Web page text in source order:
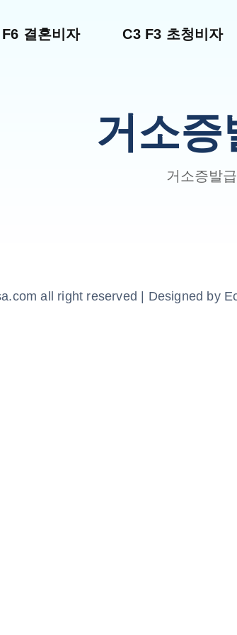
F6 결혼비자 C3 F3 초청비자
거소증
거소증발급
all right reserved | Designed by